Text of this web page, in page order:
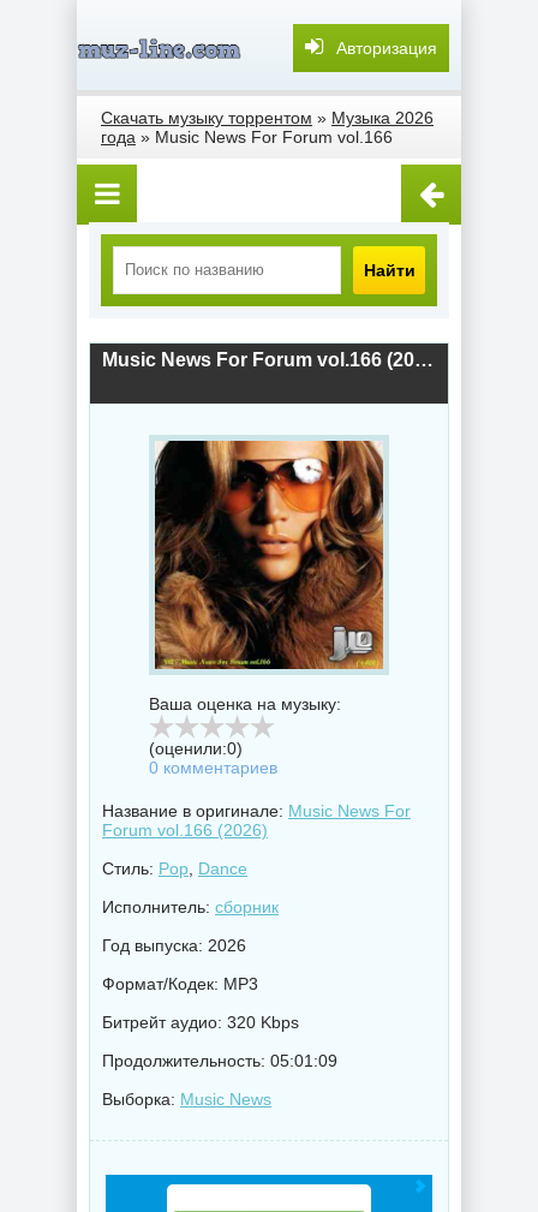
Авторизация
Скачать музыку торрентом » Музыка 2026
года » Music News For Forum vol.166
Найти
Music News For Forum vol.166 (2026) скачать торрент
Ваша оценка на музыку:
(оценили:0)
0 комментариев
Название в оригинале: Music News For
Forum vol.166 (2026)
Стиль: Pop Dance
Исполнитель: сборник
Год выпуска: 2026
Формат/Кодек: MP3
Битрейт аудио: 320 Kbps
Продолжительность: 05:01:09
Выборка: Music News